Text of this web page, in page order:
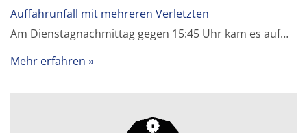
Auffahrunfall mit mehreren Verletzten
Am Dienstagnachmittag gegen 15:45 Uhr kam es auf…
Mehr erfahren